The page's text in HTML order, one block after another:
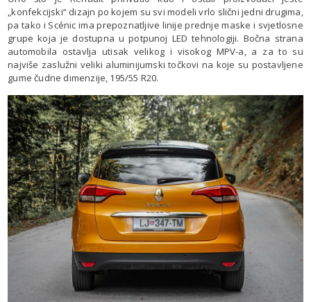
„konfekcijski“ dizajn po kojem su svi modeli vrlo slični jedni drugima,
pa tako i Scénic ima prepoznatljive linije prednje maske i svjetlosne
grupe koja je dostupna u potpunoj LED tehnologiji. Bočna strana
automobila ostavlja utisak velikog i visokog MPV-a, a za to su
najviše zaslužni veliki aluminijumski točkovi na koje su postavljene
gume čudne dimenzije, 195/55 R20.